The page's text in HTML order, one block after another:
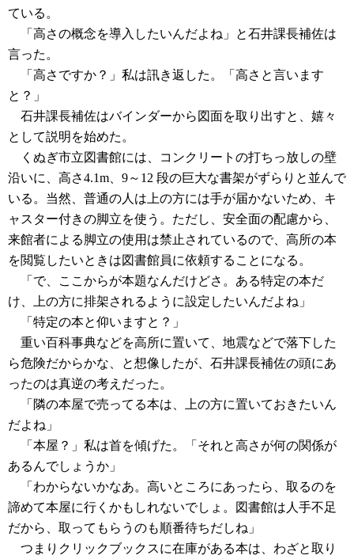
ている。
「高さの概念を導入したいんだよね」と石井課長補佐は
言った。
「高さですか？」私は訊き返した。「高さと言います
と？」
石井課長補佐はバインダーから図面を取り出すと、嬉々
として説明を始めた。
くぬぎ市立図書館には、コンクリートの打ちっ放しの壁
沿いに、高さ4.1m、9～12 段の巨大な書架がずらりと並んで
いる。当然、普通の人は上の方には手が届かないため、キ
ャスター付きの脚立を使う。ただし、安全面の配慮から、
来館者による脚立の使用は禁止されているので、高所の本
を閲覧したいときは図書館員に依頼することになる。
「で、ここからが本題なんだけどさ。ある特定の本だ
け、上の方に排架されるように設定したいんだよね」
「特定の本と仰いますと？」
重い百科事典などを高所に置いて、地震などで落下した
ら危険だからかな、と想像したが、石井課長補佐の頭にあ
ったのは真逆の考えだった。
「隣の本屋で売ってる本は、上の方に置いておきたいん
だよね」
「本屋？」私は首を傾げた。「それと高さが何の関係が
あるんでしょうか」
「わからないかなあ。高いところにあったら、取るのを
諦めて本屋に行くかもしれないでしょ。図書館は人手不足
だから、取ってもらうのも順番待ちだしね」
つまりクリックブックスに在庫がある本は、わざと取り